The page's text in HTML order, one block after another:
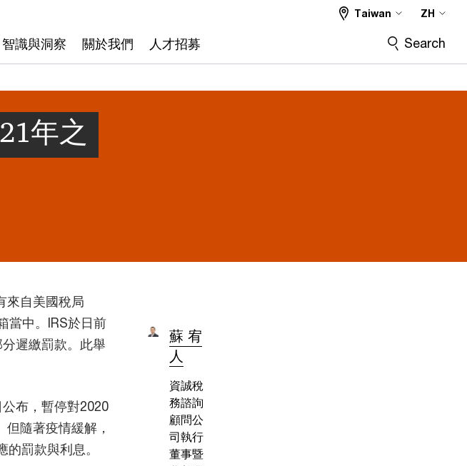
智識與洞察 關於我們 人才招募
Taiwan ZH
Search
年之
來自美國稅局
當中。IRS於日前
遲繳罰款。此舉
布，暫停對2020
隨著疫情緩解，
罰款與利息。
蘇 宥
人
資誠稅
務諮詢
顧問公
司執行
董事暨